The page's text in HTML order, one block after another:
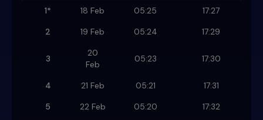
1* 18 Feb 05:25
17:27
2
19 Feb 05:24 17:29
3
20
Feb
05:23 17:30
4 21 Feb 05:21
17:31
5
22 Feb 05:20
17:32